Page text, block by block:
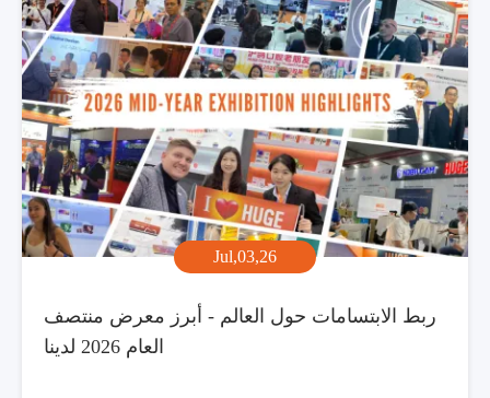
Jul,03,26
ربط الابتسامات حول العالم - أبرز معرض منتصف
العام 2026 لدينا